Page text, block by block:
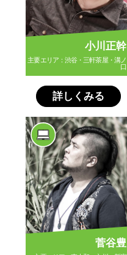
小川正幹
主要エリア：渋谷・三軒茶屋・溝ノ
口
詳しくみる
菅谷豊